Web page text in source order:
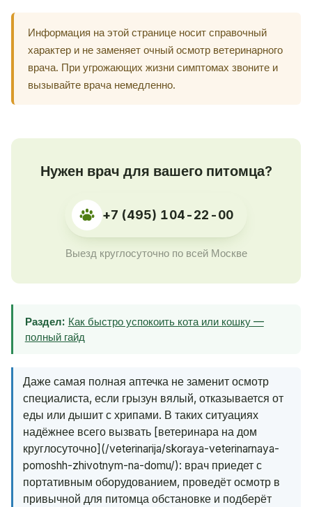
Информация на этой странице носит справочный
характер и не заменяет очный осмотр ветеринарного
врача. При угрожающих жизни симптомах звоните и
вызывайте врача немедленно.
Нужен врач для вашего питомца?
+7 (495) 104-22-00
Выезд круглосуточно по всей Москве
Раздел: Как быстро успокоить кота или кошку —
полный гайд
Даже самая полная аптечка не заменит осмотр
специалиста, если грызун вялый, отказывается от
еды или дышит с хрипами. В таких ситуациях
надёжнее всего вызвать [ветеринара на дом
круглосуточно](/veterinarija/skoraya-veterinarnaya-
pomoshh-zhivotnym-na-domu/): врач приедет с
портативным оборудованием, проведёт осмотр в
привычной для питомца обстановке и подберёт